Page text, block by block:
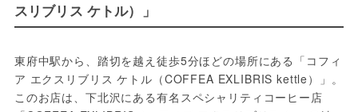
スリブリス ケトル）」
東府中駅から、踏切を越え徒歩5分ほどの場所にある「コフィ
ア エクスリブリス ケトル（COFFEA EXLIBRIS kettle）」。
このお店は、下北沢にある有名スペシャリティコーヒー店